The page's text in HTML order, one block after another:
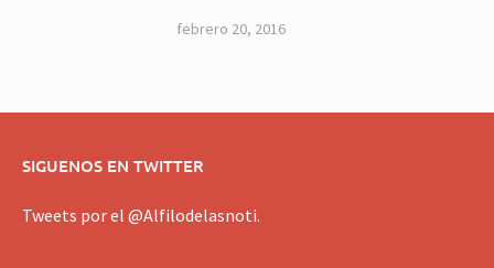
febrero 20, 2016
SIGUENOS EN TWITTER
Tweets por el @Alfilodelasnoti.